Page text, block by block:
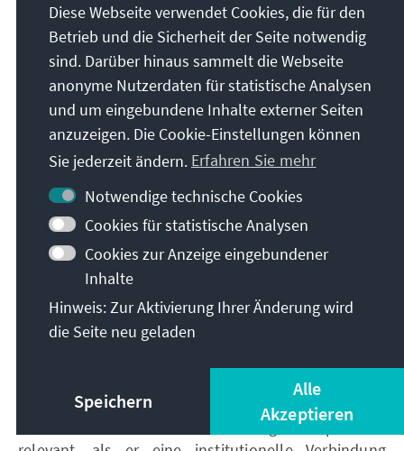
Abkommen signalisiert, dass der Pazifikraum nicht
nur aus asiatischen und amerikanischen
Teilregionen besteht, die nebeneinander agieren,
sondern transregionale Integration möglich und
politisch erwünscht ist. Singapur gibt der PA globale
Glaubwürdigkeit und asiatische Anschlussfähigkeit,
während die Allianz Singapur erlaubt, seine Rolle als
Knotenpunkt des transpazifischen Handels über
bestehende ASEAN-, CPTPP- und APEC-Strukturen
hinaus auszubauen.
Singapur überträgt mit seiner Assoziierung seine in
APEC vertretene handelspolitische Philosophie –
globale Wertschöpfung – in ein enges, integriertes,
operatives Format. Während APEC den strategischen
Singapur erstmals ein transpazifisches
Integrationsmoment, das über Dialog hinausgeht.
Der Schritt ist insofern integrationspolitisch
Diese Webseite verwendet Cookies, die für den
Betrieb und die Sicherheit der Seite notwendig
sind. Darüber hinaus sammelt die Webseite
anonyme Nutzerdaten für statistische Analysen
und um eingebundene Inhalte externer Seiten
anzuzeigen. Die Cookie-Einstellungen können
Sie jederzeit ändern. Erfahren Sie mehr
Notwendige technische Cookies
Cookies für statistische Analysen
Cookies zur Anzeige eingebundener
Inhalte
Hinweis: Zur Aktivierung Ihrer Änderung wird
die Seite neu geladen
Speichern
Alle
Akzeptieren